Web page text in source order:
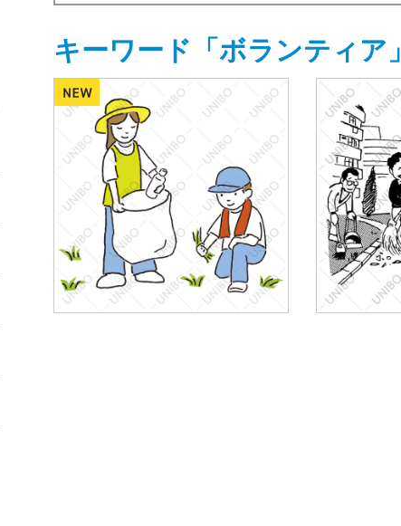
キーワード「ボランティア」